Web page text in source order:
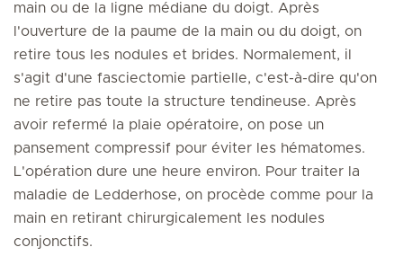
main ou de la ligne médiane du doigt. Après
l'ouverture de la paume de la main ou du doigt, on
retire tous les nodules et brides. Normalement, il
s'agit d'une fasciectomie partielle, c'est-à-dire qu'on
ne retire pas toute la structure tendineuse. Après
avoir refermé la plaie opératoire, on pose un
pansement compressif pour éviter les hématomes.
L'opération dure une heure environ. Pour traiter la
maladie de Ledderhose, on procède comme pour la
main en retirant chirurgicalement les nodules
conjonctifs.